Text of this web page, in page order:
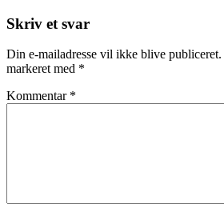
Skriv et svar
Din e-mailadresse vil ikke blive publiceret.
markeret med *
Kommentar *